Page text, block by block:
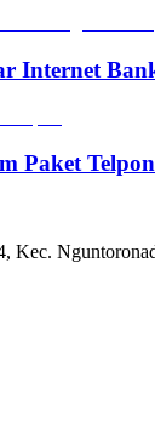
Internet
Paket Telpon
Kec.